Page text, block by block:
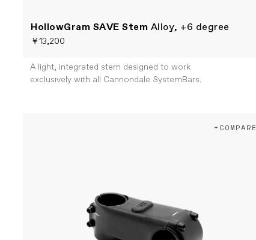
HollowGram SAVE Stem Alloy, +6 degree
￥13,200
A light, integrated stem designed to work
exclusively with all Cannondale SystemBars.
+COMPARE